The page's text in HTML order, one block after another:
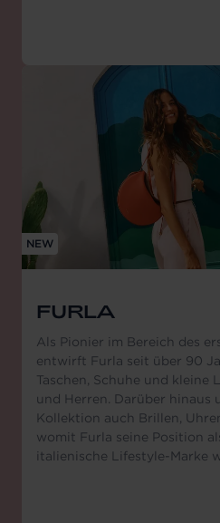
NEW
FURLA
Als Pionier im Bereich des
entwirft Furla seit über 90
Taschen, Schuhe und kleine
und Herren. Darüber hinaus
Kollektion auch Brillen,
womit Furla seine Position
italienische Lifestyle-Marke